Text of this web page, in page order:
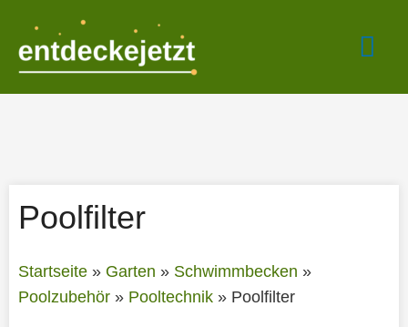
springen
Poolfilter
Startseite» Garten » Schwimmbecken »
Poolzubehör» Pooltechnik» Poolfilter